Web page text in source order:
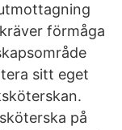
förmåga
sitt eget
på